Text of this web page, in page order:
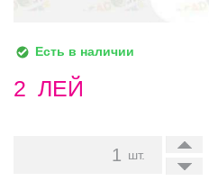
Есть в наличии
2 ЛЕЙ
+
-
шт.